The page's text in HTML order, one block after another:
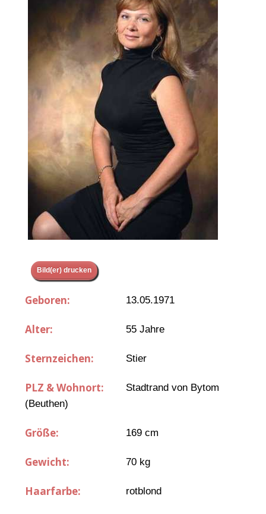
Bild(er) drucken
Geboren: 13.05.1971
Alter: 55 Jahre
Sternzeichen: Stier
PLZ & Wohnort:
Stadtrand von Bytom
(Beuthen)
Größe: 169 cm
Gewicht: 70 kg
Haarfarbe: rotblond